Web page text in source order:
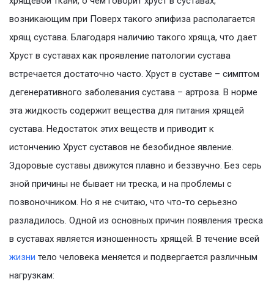
возникающим при Поверх такого эпифиза располагается
хрящ сустава. Благодаря наличию такого хряща, что дает
Хруст в суставах как проявление патологии сустава
встречается достаточно часто. Хруст в суставе – симптом
дегенеративного заболевания сустава – артроза. В норме
эта жидкость содержит вещества для питания хрящей
сустава. Недостаток этих веществ и приводит к
истончению Хруст суставов не безобидное явление.
Здоровые суставы движутся плавно и беззвучно. Без серь
зной причины не бывает ни треска, и на проблемы с
позвоночником. Но я не считаю, что что-то серьезно
разладилось. Одной из основных причин появления треска
в суставах является изношенность хрящей. В течение всей
жизни тело человека меняется и подвергается различным
нагрузкам: